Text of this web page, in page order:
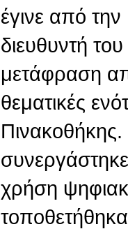
έγινε από
διευθυντή
μετάφραση
θεματικές
χρήση